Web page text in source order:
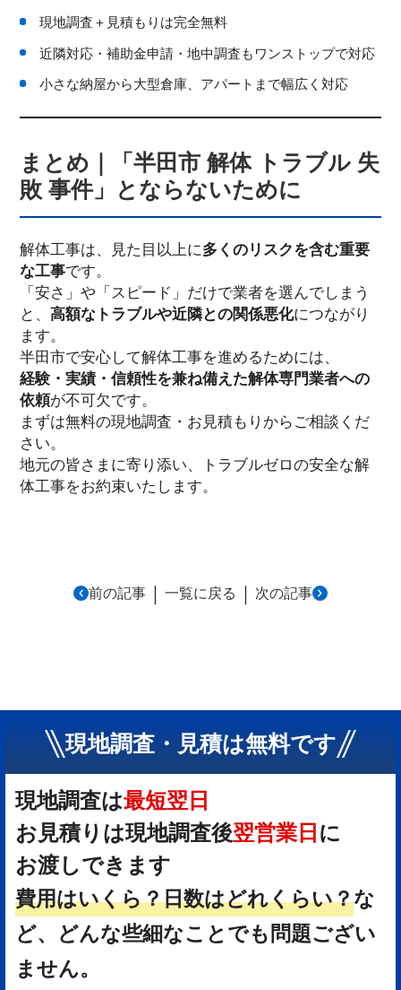
現地調査＋見積もりは完全無料
近隣対応・補助金申請・地中調査もワンストップで対応
小さな納屋から大型倉庫、アパートまで幅広く対応
まとめ｜「半田市 解体 トラブル 失
敗 事件」とならないために
解体工事は、見た目以上に多くのリスクを含む重要
な工事です。
「安さ」や「スピード」だけで業者を選んでしまう
と、 高額なトラブルや近隣との関係悪化につながり
ます。
半田市で安心して解体工事を進めるためには、
経験・実績・信頼性を兼ね備えた解体専門業者への
依頼が不可欠です。
まずは無料の現地調査・お見積もりからご相談くだ
さい。
地元の皆さまに寄り添い、トラブルゼロの安全な解
体工事をお約束いたします。
前の記事 ｜ 一覧に戻る ｜ 次の記事
現地調査・見積は無料です
現地調査は最短翌日
お見積りは現地調査後翌営業日 に
お渡しできます
費用はいくら？日数はどれくらい？な
ど、どんな些細なことでも問題ござい
ません。